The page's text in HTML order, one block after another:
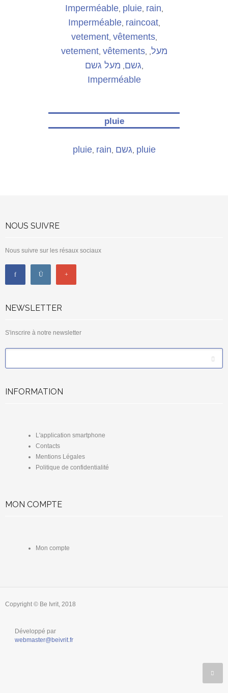
Imperméable, pluie, rain
Imperméable, raincoat,
vetement, vêtements,
vetement, vêtements, מעל
גשם מעל גשם
Imperméable
pluie
pluie, rain גשם pluie
NOUS SUIVRE
Nous suivre sur les résaux sociaux
NEWSLETTER
S'inscrire à notre newsletter
INFORMATION
L'application smartphone
Contacts
Mentions Légales
Politique de confidentialité
MON COMPTE
Mon compte
Copyright © Be Ivrit, 2018
Développé par
webmaster@beivrit.fr